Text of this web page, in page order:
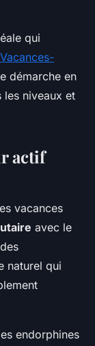
qui
Vacances-
démarche en
les niveaux et
actif
vacances
avec le
naturel qui
endorphines